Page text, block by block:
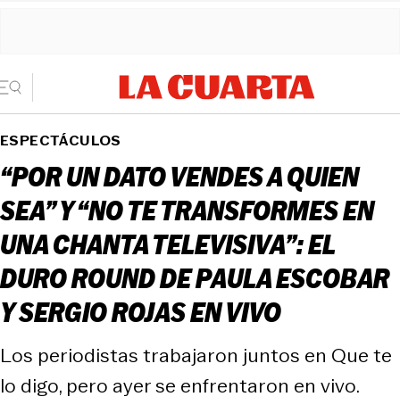
ESPECTÁCULOS
“POR UN DATO VENDES A QUIEN
SEA” Y “NO TE TRANSFORMES EN
UNA CHANTA TELEVISIVA”: EL
DURO ROUND DE PAULA ESCOBAR
Y SERGIO ROJAS EN VIVO
Los periodistas trabajaron juntos en Que te
lo digo, pero ayer se enfrentaron en vivo.